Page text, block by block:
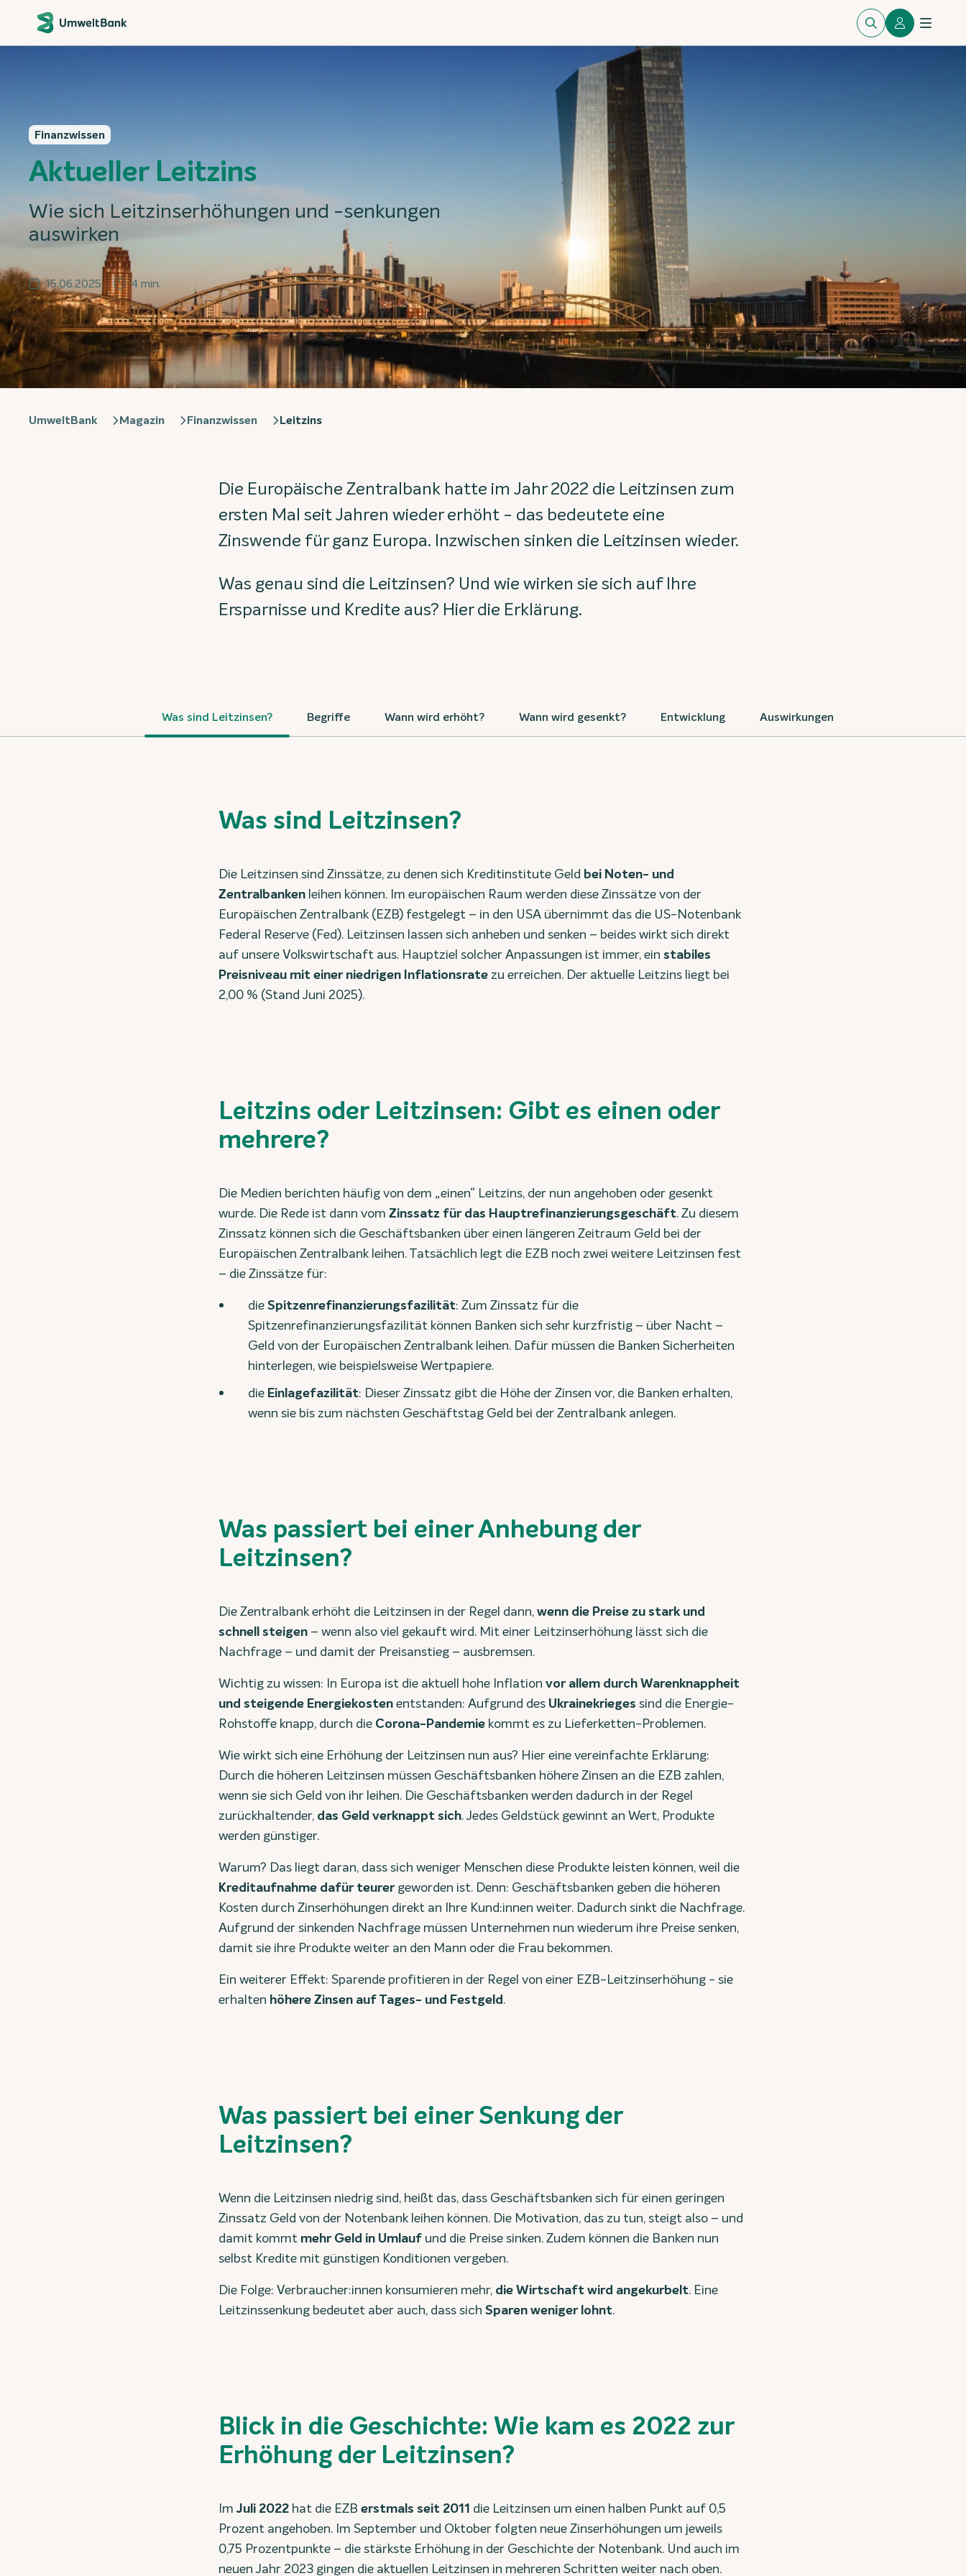
Finanzwissen
Aktueller Leitzins
Wie sich Leitzinserhöhungen und -senkungen
auswirken
15.06.2025 4 min.
UmweltBank Magazin Finanzwissen Leitzins
Die Europäische Zentralbank hatte im Jahr 2022 die Leitzinsen zum
ersten Mal seit Jahren wieder erhöht - das bedeutete eine
Zinswende für ganz Europa. Inzwischen sinken die Leitzinsen wieder.
Was genau sind die Leitzinsen? Und wie wirken sie sich auf Ihre
Ersparnisse und Kredite aus? Hier die Erklärung.
Was sind Leitzinsen? Begriffe Wann wird erhöht? Wann wird gesenkt? Entwicklung Auswirkungen
Was sind Leitzinsen?
Die Leitzinsen sind Zinssätze, zu denen sich Kreditinstitute Geld bei Noten- und
Zentralbanken leihen können. Im europäischen Raum werden diese Zinssätze von der
Europäischen Zentralbank (EZB) festgelegt – in den USA übernimmt das die US-Notenbank
Federal Reserve (Fed). Leitzinsen lassen sich anheben und senken – beides wirkt sich direkt
auf unsere Volkswirtschaft aus. Hauptziel solcher Anpassungen ist immer, ein stabiles
Preisniveau mit einer niedrigen Inflationsratezu erreichen. Der aktuelle Leitzins liegt bei
2,00 % (Stand Juni 2025).
Leitzins oder Leitzinsen: Gibt es einen oder
mehrere?
Die Medien berichten häufig von dem „einen“ Leitzins, der nun angehoben oder gesenkt
wurde. Die Rede ist dann vom Zinssatz für das Hauptrefinanzierungsgeschäft. Zu diesem
Zinssatz können sich die Geschäftsbanken über einen längeren Zeitraum Geld bei der
Europäischen Zentralbank leihen. Tatsächlich legt die EZB noch zwei weitere Leitzinsen fest
– die Zinssätze für:
dieSpitzenrefinanzierungsfazilität: Zum Zinssatz für die
Spitzenrefinanzierungsfazilität können Banken sich sehr kurzfristig – über Nacht –
Geld von der Europäischen Zentralbank leihen. Dafür müssen die Banken Sicherheiten
hinterlegen, wie beispielsweise Wertpapiere.
die Einlagefazilität: Dieser Zinssatz gibt die Höhe der Zinsen vor, die Banken erhalten,
wenn sie bis zum nächsten Geschäftstag Geld bei der Zentralbank anlegen.
Was passiert bei einer Anhebung der
Leitzinsen?
Die Zentralbank erhöht die Leitzinsen in der Regel dann,wenn die Preise zu stark und
schnell steigen – wenn also viel gekauft wird. Mit einer Leitzinserhöhung lässt sich die
Nachfrage – und damit der Preisanstieg – ausbremsen.
Wichtig zu wissen: In Europa ist die aktuell hohe Inflation vor allem durch Warenknappheit
und steigende Energiekostenentstanden: Aufgrund des Ukrainekrieges sind die Energie-
Rohstoffe knapp, durch die Corona-Pandemie kommt es zu Lieferketten-Problemen.
Wie wirkt sich eine Erhöhung der Leitzinsen nun aus? Hier eine vereinfachte Erklärung:
Durch die höheren Leitzinsen müssen Geschäftsbanken höhere Zinsen an die EZB zahlen,
wenn sie sich Geld von ihr leihen. Die Geschäftsbanken werden dadurch in der Regel
zurückhaltender, das Geld verknappt sich. Jedes Geldstück gewinnt an Wert, Produkte
werden günstiger.
Warum? Das liegt daran, dass sich weniger Menschen diese Produkte leisten können, weil die
Kreditaufnahme dafür teurergeworden ist. Denn: Geschäftsbanken geben die höheren
Kosten durch Zinserhöhungen direkt an Ihre Kund:innen weiter. Dadurch sinkt die Nachfrage.
Aufgrund der sinkenden Nachfrage müssen Unternehmen nun wiederum ihre Preise senken,
damit sie ihre Produkte weiter an den Mann oder die Frau bekommen.
Ein weiterer Effekt: Sparende profitieren in der Regel von einer EZB-Leitzinserhöhung - sie
erhalten höhere Zinsen auf Tages- und Festgeld.
Was passiert bei einer Senkung der
Leitzinsen?
Wenn die Leitzinsen niedrig sind, heißt das, dass Geschäftsbanken sich für einen geringen
Zinssatz Geld von der Notenbank leihen können. Die Motivation, das zu tun, steigt also – und
damit kommt mehr Geld in Umlauf und die Preise sinken. Zudem können die Banken nun
selbst Kredite mit günstigen Konditionen vergeben.
Die Folge: Verbraucher:innen konsumieren mehr, die Wirtschaft wird angekurbelt. Eine
Leitzinssenkung bedeutet aber auch, dass sich Sparen weniger lohnt.
Blick in die Geschichte: Wie kam es 2022 zur
Erhöhung der Leitzinsen?
Im Juli 2022 hat die EZB erstmals seit 2011 die Leitzinsen um einen halben Punkt auf 0,5
Prozent angehoben. Im September und Oktober folgten neue Zinserhöhungen um jeweils
0,75 Prozentpunkte – die stärkste Erhöhung in der Geschichte der Notenbank. Und auch im
neuen Jahr 2023 gingen die aktuellen Leitzinsen in mehreren Schritten weiter nach oben.